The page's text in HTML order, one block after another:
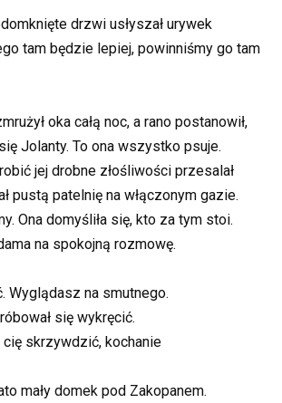
drzwi usłyszał urywek
tam będzie lepiej, powinniśmy go tam
oka całą noc, a rano postanowił,
Jolanty. To ona wszystko psuje.
jej drobne złośliwości przesalał
pustą patelnię na włączonym gazie.
Ona domyśliła się, kto za tym stoi.
na spokojną rozmowę.
Wyglądasz na smutnego.
się wykręcić.
cię skrzywdzić, kochanie
mały domek pod Zakopanem.